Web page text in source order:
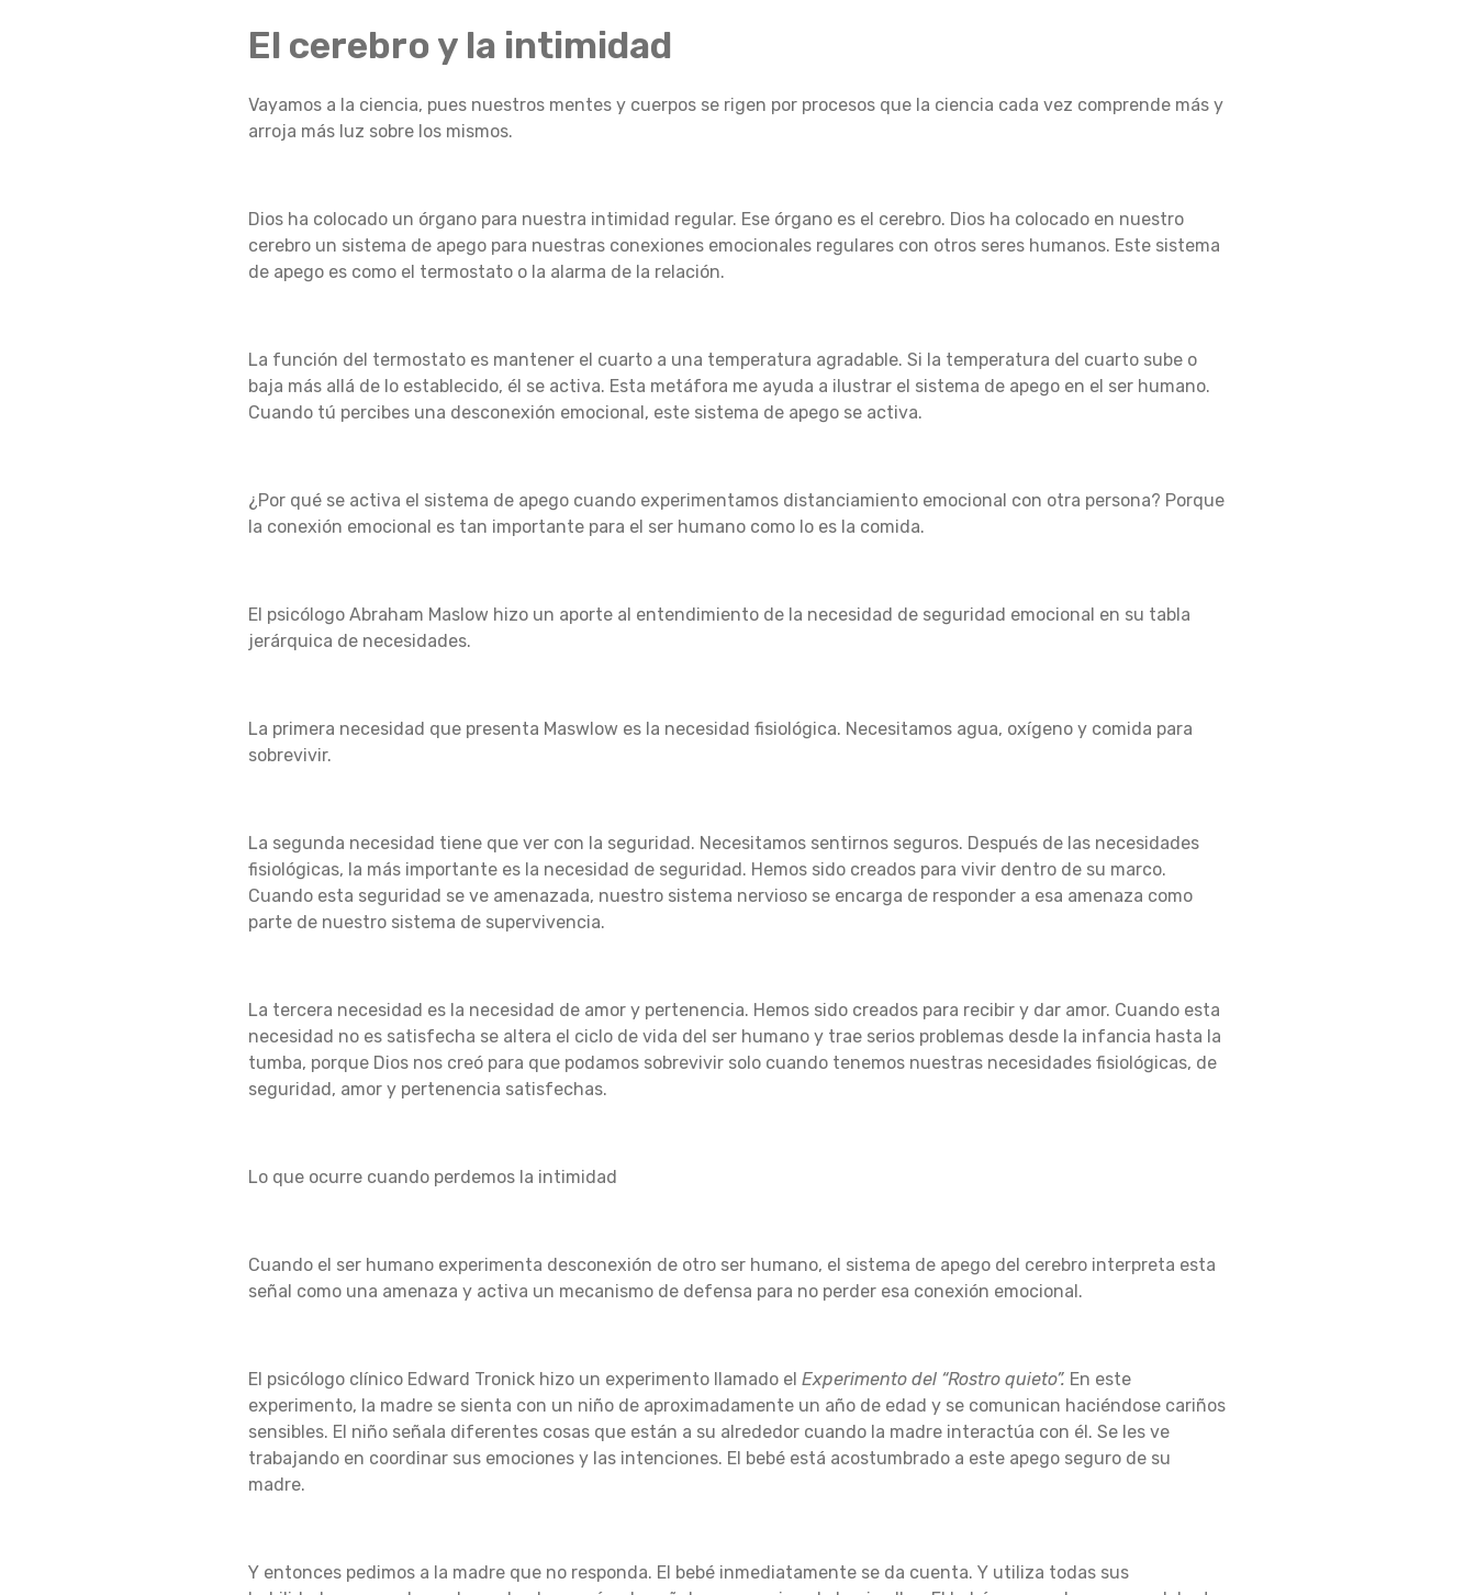
El cerebro y la intimidad
Vayamos a la ciencia, pues nuestros mentes y cuerpos se rigen por procesos que la ciencia cada vez comprende más y
arroja más luz sobre los mismos.
Dios ha colocado un órgano para nuestra intimidad regular. Ese órgano es el cerebro. Dios ha colocado en nuestro
cerebro un sistema de apego para nuestras conexiones emocionales regulares con otros seres humanos. Este sistema
de apego es como el termostato o la alarma de la relación.
La función del termostato es mantener el cuarto a una temperatura agradable.Si la temperatura del cuarto sube o
baja más allá de lo establecido, él se activa. Esta metáfora me ayuda a ilustrar el sistema de apego en el ser humano.
Cuando tú percibes una desconexión emocional, este sistema de apego se activa.
¿Por qué se activa el sistema de apego cuando experimentamos distanciamiento emocional con otra persona? Porque
la conexión emocional es tan importante para el ser humano como lo es la comida.
El psicólogo Abraham Maslow hizo un aporte al entendimiento de la necesidad de seguridad emocional en su tabla
jerárquica de necesidades.
La primera necesidad que presenta Maswlow es la necesidad fisiológica. Necesitamos agua, oxígeno y comida para
sobrevivir.
La segunda necesidad tiene que ver con la seguridad. Necesitamos sentirnos seguros. Después de las necesidades
fisiológicas, la más importante es la necesidad de seguridad. Hemos sido creados para vivir dentro de su marco.
Cuando esta seguridad se ve amenazada, nuestro sistema nervioso se encarga de responder a esa amenaza como
parte de nuestro sistema de supervivencia.
La tercera necesidad es la necesidad de amor y pertenencia. Hemos sido creados para recibir y dar amor. Cuando esta
necesidad no es satisfecha se altera el ciclo de vida del ser humano y trae serios problemas desde la infancia hasta la
tumba, porque Dios nos creó para que podamos sobrevivir solo cuando tenemos nuestras necesidades fisiológicas, de
seguridad, amor y pertenencia satisfechas.
Lo que ocurre cuando perdemos la intimidad
Cuando el ser humano experimenta desconexión de otro ser humano, el sistema de apego del cerebro interpreta esta
señal como una amenaza y activa un mecanismo de defensa para no perder esa conexión emocional.
El psicólogo clínico Edward Tronick hizo un experimento llamado elExperimento del “Rostro quieto”. En este
experimento, la madre se sienta con un niño de aproximadamente un año de edad y se comunican haciéndose cariños
sensibles. El niño señala diferentes cosas que están a su alrededor cuando la madre interactúa con él.Se les ve
trabajando en coordinar sus emociones y las intenciones. El bebé está acostumbrado a este apego seguro de su
madre.
Y entonces pedimos a la madre que no responda. El bebé inmediatamente se da cuenta.Y utiliza todas sus